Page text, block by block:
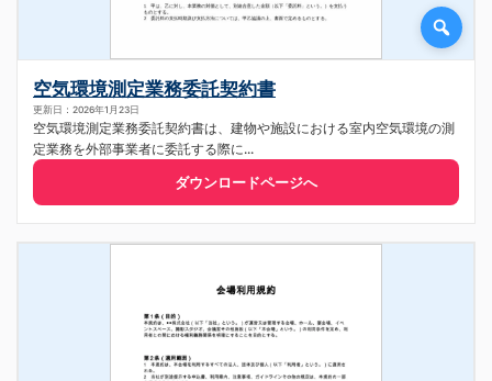
空気環境測定業務委託契約書
更新日：2026年1月23日
空気環境測定業務委託契約書は、建物や施設における室内空気環境の測
定業務を外部事業者に委託する際に...
ダウンロードページへ